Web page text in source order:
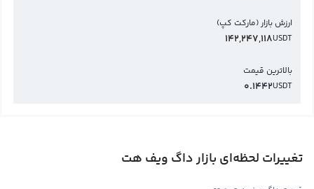
ارزش بازار (مارکت کپ)
USDT
142,247,118
بالاترین قیمت
USDT
0.1442
تغییرات لحظه‌ای بازار داگ ویف هت